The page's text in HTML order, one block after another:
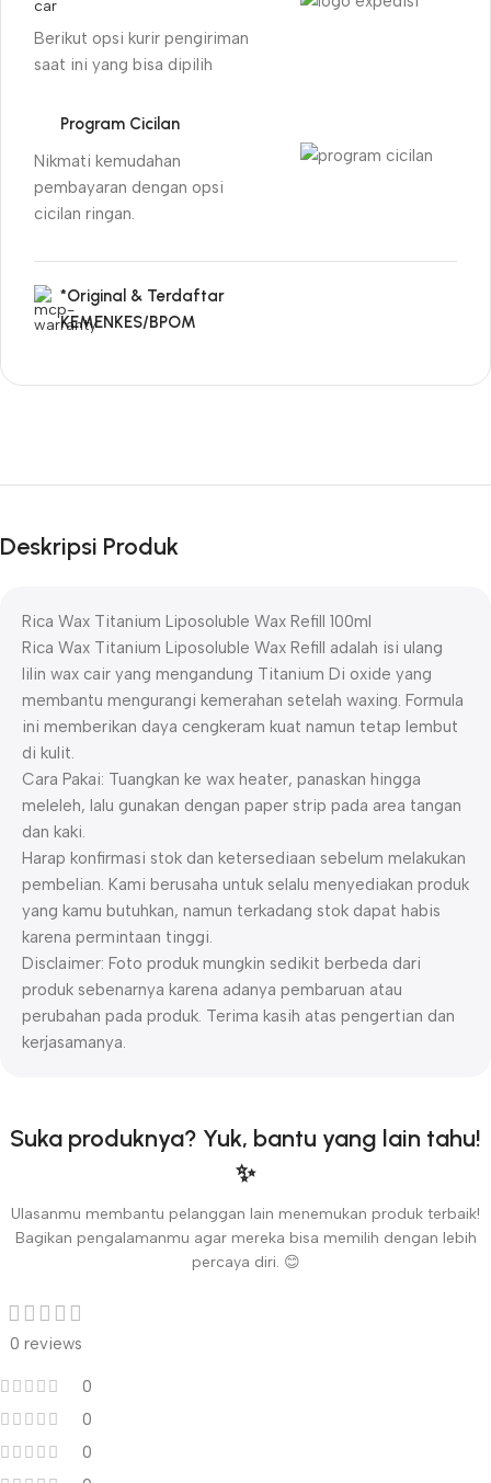
Berikut opsi kurir pengiriman
saat ini yang bisa dipilih
Program Cicilan
Nikmati kemudahan
pembayaran dengan opsi
cicilan ringan.
*Original & Terdaftar
KEMENKES/BPOM
Deskripsi Produk
Rica Wax Titanium Liposoluble Wax Refill 100ml
Rica Wax Titanium Liposoluble Wax Refill adalah isi ulang
lilin wax cair yang mengandung Titanium Di oxide yang
membantu mengurangi kemerahan setelah waxing. Formula
ini memberikan daya cengkeram kuat namun tetap lembut
di kulit.
Cara Pakai: Tuangkan ke wax heater, panaskan hingga
meleleh, lalu gunakan dengan paper strip pada area tangan
dan kaki.
Harap konfirmasi stok dan ketersediaan sebelum melakukan
pembelian. Kami berusaha untuk selalu menyediakan produk
yang kamu butuhkan, namun terkadang stok dapat habis
karena permintaan tinggi.
Disclaimer: Foto produk mungkin sedikit berbeda dari
produk sebenarnya karena adanya pembaruan atau
perubahan pada produk. Terima kasih atas pengertian dan
kerjasamanya.
Suka produknya? Yuk, bantu yang lain tahu!
✨
Ulasanmu membantu pelanggan lain menemukan produk terbaik!
Bagikan pengalamanmu agar mereka bisa memilih dengan lebih
percaya diri. 😊
0 reviews
0
0
0